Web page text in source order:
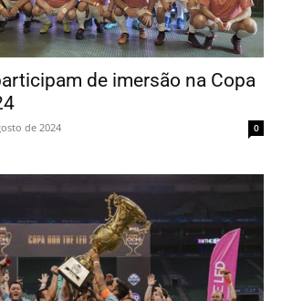
de imersão na Copa
de 2024 0